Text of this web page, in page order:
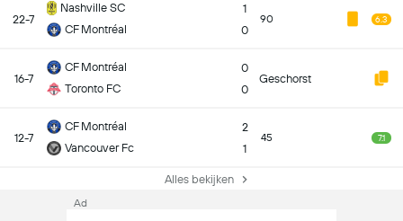
22-7
Nashville SC
CF Montréal
1
0
90 6.3
16-7
CF Montréal
Toronto FC
0
0
Geschorst
12-7
CF Montréal
Vancouver Fc
2
1
45 7.1
Alles bekijken
Ad